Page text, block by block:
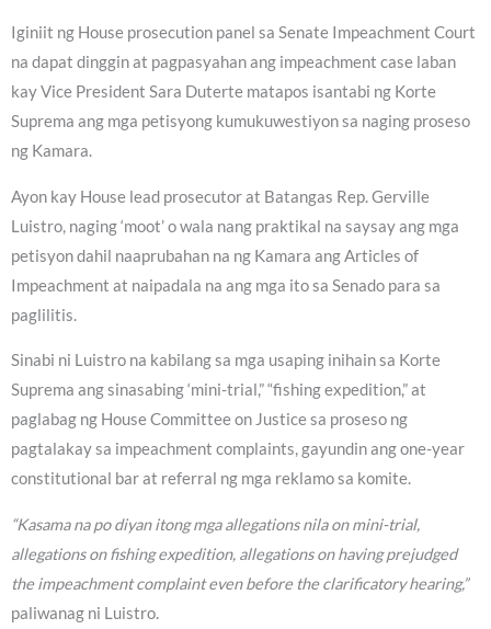
Iginiit ng House prosecution panel sa Senate Impeachment Court
na dapat dinggin at pagpasyahan ang impeachment case laban
kay Vice President Sara Duterte matapos isantabi ng Korte
Suprema ang mga petisyong kumukuwestiyon sa naging proseso
ng Kamara.
Ayon kay House lead prosecutor at Batangas Rep. Gerville
Luistro, naging ‘moot’ o wala nang praktikal na saysay ang mga
petisyon dahil naaprubahan na ng Kamara ang Articles of
Impeachment at naipadala na ang mga ito sa Senado para sa
paglilitis.
Sinabi ni Luistro na kabilang sa mga usaping inihain sa Korte
Suprema ang sinasabing ‘mini-trial,” “fishing expedition,” at
paglabag ng House Committee on Justice sa proseso ng
pagtalakay sa impeachment complaints, gayundin ang one-year
constitutional bar at referral ng mga reklamo sa komite.
“Kasama na po diyan itong mga allegations nila on mini-trial,
allegations on fishing expedition, allegations on having prejudged
the impeachment complaint even before the clarificatory hearing,”
paliwanag ni Luistro.